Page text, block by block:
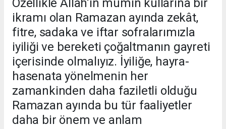
Özellikle Allah’ın mümin kullarına bir
ikramı olan Ramazan ayında zekât,
fitre, sadaka ve iftar sofralarımızla
iyiliği ve bereketi çoğaltmanın gayreti
içerisinde olmalıyız. İyiliğe, hayra-
hasenata yönelmenin her
zamankinden daha faziletli olduğu
Ramazan ayında bu tür faaliyetler
daha bir önem ve anlam